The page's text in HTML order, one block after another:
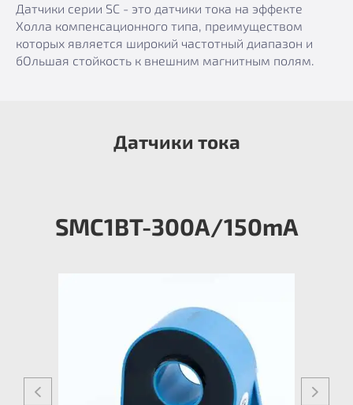
Датчики серии SC - это датчики тока на эффекте
Холла компенсационного типа, преимуществом
которых является широкий частотный диапазон и
бОльшая стойкость к внешним магнитным полям.
Датчики тока
SMC1BT-300A/150mA